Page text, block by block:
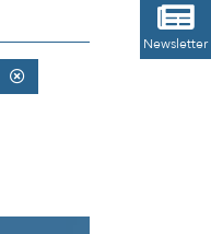

Newsletter